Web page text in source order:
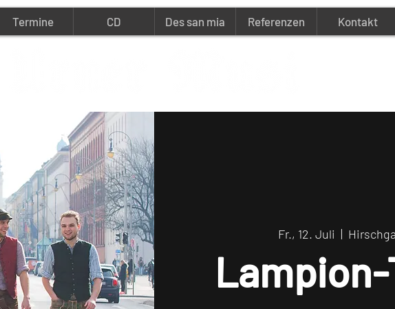
Termine CD Des san mia Referenzen Kontakt
Fr., 12. Juli
  |